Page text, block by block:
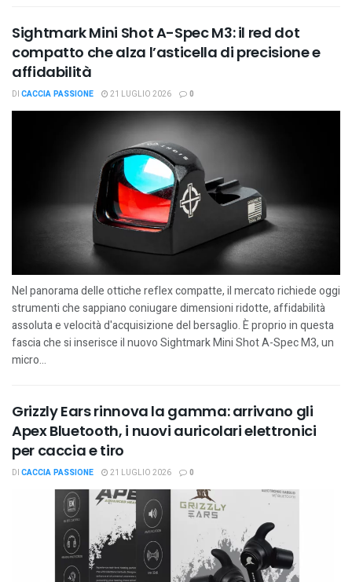
Sightmark Mini Shot A-Spec M3: il red dot
compatto che alza l’asticella di precisione e
affidabilità
DI CACCIA PASSIONE 21 LUGLIO 2026 0
Nel panorama delle ottiche reflex compatte, il mercato richiede oggi
strumenti che sappiano coniugare dimensioni ridotte, affidabilità
assoluta e velocità d'acquisizione del bersaglio. È proprio in questa
fascia che si inserisce il nuovo Sightmark Mini Shot A-Spec M3, un
micro...
Grizzly Ears rinnova la gamma: arrivano gli
Apex Bluetooth, i nuovi auricolari elettronici
per caccia e tiro
DI CACCIA PASSIONE 21 LUGLIO 2026 0